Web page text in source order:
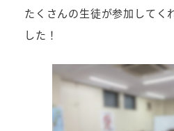
たくさんの生徒が参加してく
した！